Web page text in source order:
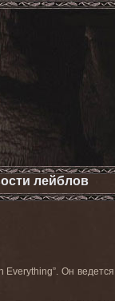
лейблов
Everything”. Он ведется